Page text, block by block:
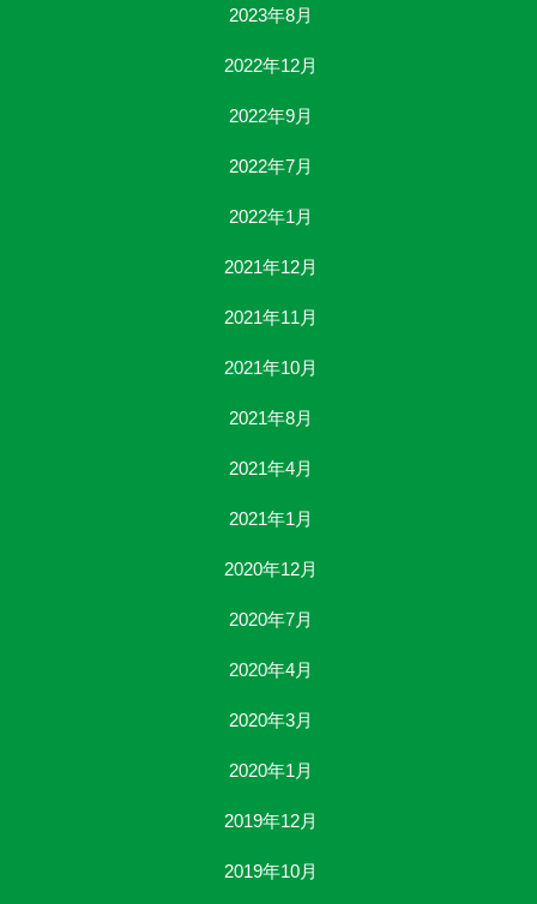
2023年8月
2022年12月
2022年9月
2022年7月
2022年1月
2021年12月
2021年11月
2021年10月
2021年8月
2021年4月
2021年1月
2020年12月
2020年7月
2020年4月
2020年3月
2020年1月
2019年12月
2019年10月